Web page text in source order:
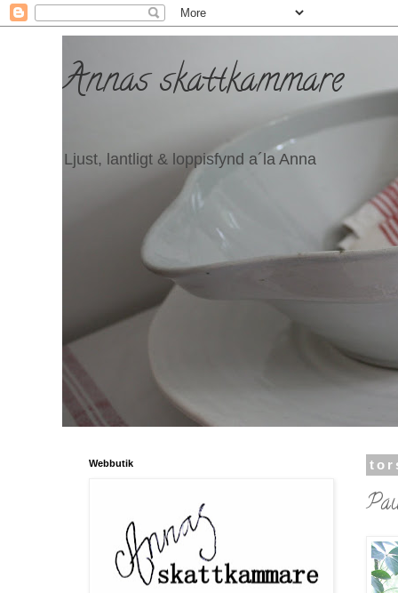
Annas skattkammare
Ljust, lantligt & loppisfynd a´la Anna
Webbutik